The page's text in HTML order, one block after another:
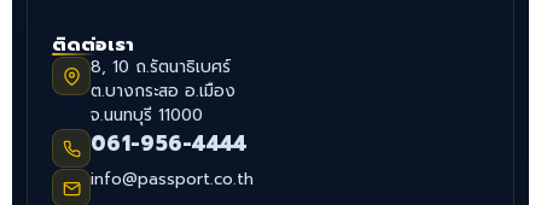
ติดต่อเรา
8, 10 ถ.รัตนาธิเบศร์
ต.บางกระสอ อ.เมือง
จ.นนทบุรี 11000
061-956-4444
info@passport.co.th